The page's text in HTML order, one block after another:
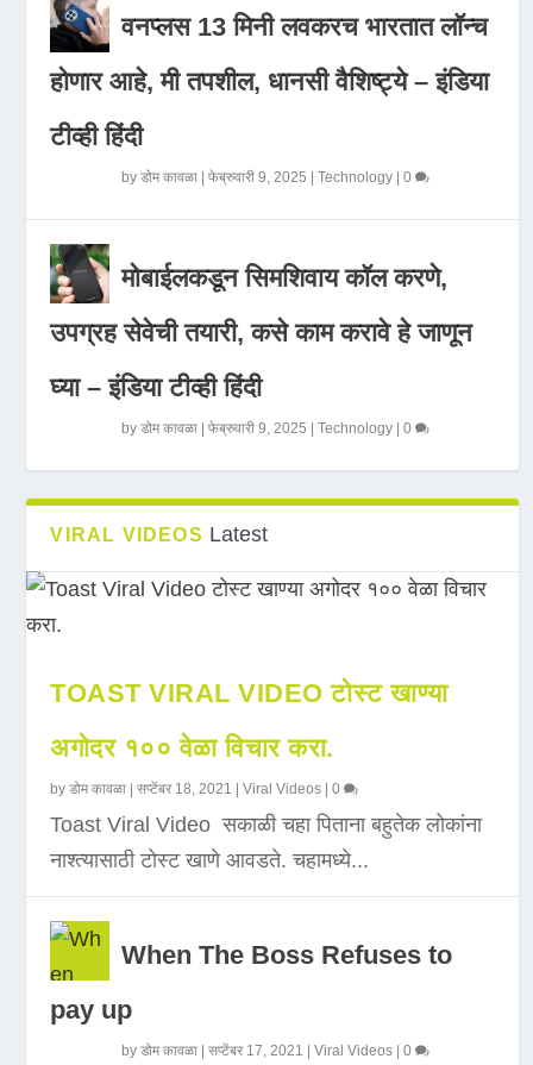
वनप्लस 13 मिनी लवकरच भारतात लॉन्च
होणार आहे, मी तपशील, धानसी वैशिष्ट्ये – इंडिया
टीव्ही हिंदी
byडोम कावळा |फेब्रुवारी 9, 2025 |Technology |0
मोबाईलकडून सिमशिवाय कॉल करणे,
उपग्रह सेवेची तयारी, कसे काम करावे हे जाणून
घ्या – इंडिया टीव्ही हिंदी
byडोम कावळा |फेब्रुवारी 9, 2025 |Technology |0
VIRAL VIDEOS Latest
TOAST VIRAL VIDEO टोस्ट खाण्या
अगोदर १०० वेळा विचार करा.
byडोम कावळा |सप्टेंबर 18, 2021 |Viral Videos |0
Toast Viral Video सकाळी चहा पिताना बहुतेक लोकांना
नाश्त्यासाठी टोस्ट खाणे आवडते. चहामध्ये...
When The Boss Refuses to
pay up
byडोम कावळा |सप्टेंबर 17, 2021 |Viral Videos |0